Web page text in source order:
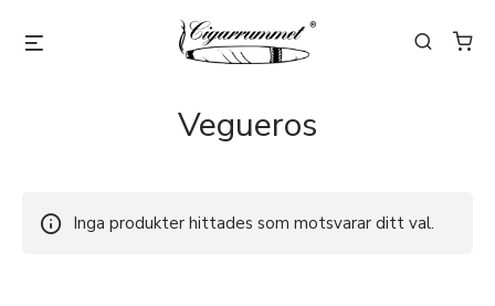
Vegueros
Inga produkter hittades som motsvarar ditt val.